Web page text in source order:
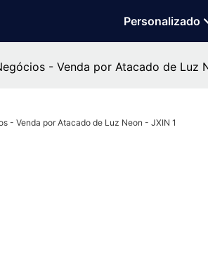
Personalizado
- Venda por Atacado de Luz